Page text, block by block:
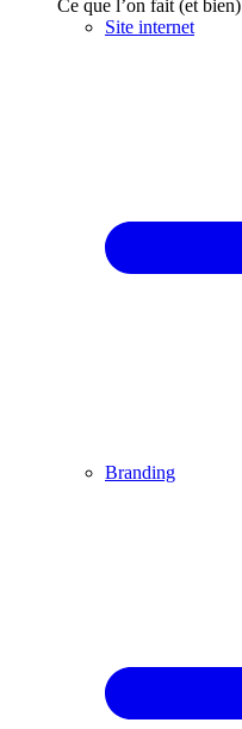
Ce que l’on fait (et bien)
Site internet
Branding